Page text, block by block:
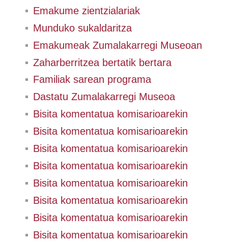
Emakume zientzialariak
Munduko sukaldaritza
Emakumeak Zumalakarregi Museoan
Zaharberritzea bertatik bertara
Familiak sarean programa
Dastatu Zumalakarregi Museoa
Bisita komentatua komisarioarekin
Bisita komentatua komisarioarekin
Bisita komentatua komisarioarekin
Bisita komentatua komisarioarekin
Bisita komentatua komisarioarekin
Bisita komentatua komisarioarekin
Bisita komentatua komisarioarekin
Bisita komentatua komisarioarekin